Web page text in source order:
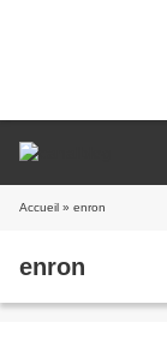
Accueil » enron
enron